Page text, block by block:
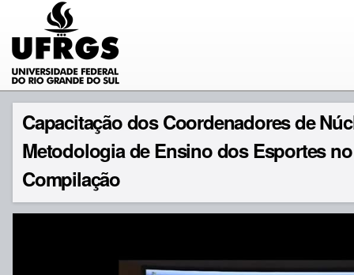
Capacitação dos Coordenadores de
Metodologia de Ensino dos Esportes
Compilação